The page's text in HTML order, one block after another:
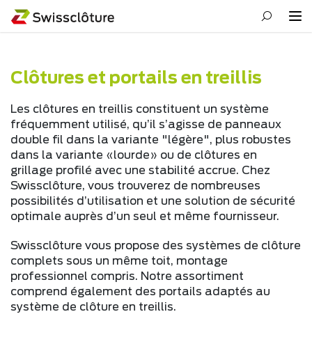
Clôtures et portails en treillis
Les clôtures en treillis constituent un système
fréquemment utilisé, qu’il s’agisse de panneaux
double fil dans la variante "légère", plus robustes
dans la variante «lourde» ou de clôtures en
grillage profilé avec une stabilité accrue. Chez
Swissclôture, vous trouverez de nombreuses
possibilités d’utilisation et une solution de sécurité
optimale auprès d’un seul et même fournisseur.
Swissclôture vous propose des systèmes de clôture
complets sous un même toit, montage
professionnel compris. Notre assortiment
comprend également des portails adaptés au
système de clôture en treillis.